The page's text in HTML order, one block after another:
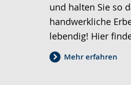
und halten Sie so
handwerkliche
lebendig! Hier
Mehr erfahren